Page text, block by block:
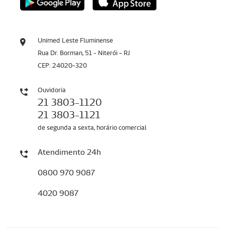
Unimed Leste Fluminense
Rua Dr. Borman, 51 - Niterói - RJ
CEP: 24020-320
Ouvidoria
21 3803-1120
21 3803-1121
de segunda a sexta, horário comercial
Atendimento 24h
0800 970 9087
4020 9087